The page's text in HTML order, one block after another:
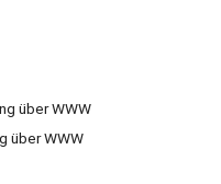
über WWW
über WWW